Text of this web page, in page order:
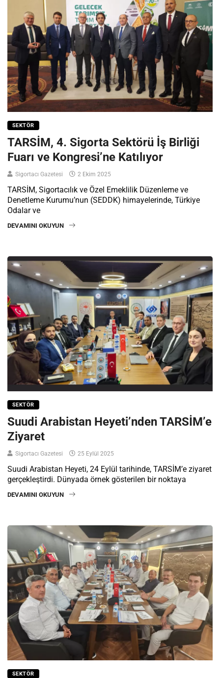
SEKTÖR
TARSİM, 4. Sigorta Sektörü İş Birliği
Fuarı ve Kongresi’ne Katılıyor
Sigortacı Gazetesi 2 Ekim 2025
TARSİM, Sigortacılık ve Özel Emeklilik Düzenleme ve
Denetleme Kurumu’nun (SEDDK) himayelerinde, Türkiye
Odalar ve
DEVAMINI OKUYUN
SEKTÖR
Suudi Arabistan Heyeti’nden TARSİM’e
Ziyaret
Sigortacı Gazetesi 25 Eylül 2025
Suudi Arabistan Heyeti, 24 Eylül tarihinde, TARSİM’e ziyaret
gerçekleştirdi. Dünyada örnek gösterilen bir noktaya
DEVAMINI OKUYUN
SEKTÖR